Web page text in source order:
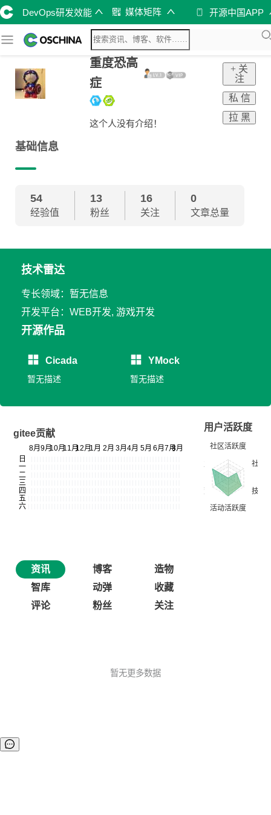
DevOps研发效能 媒体矩阵 开源中国APP
重度恐高
症
这个人没有介绍！
+ 关
注
私 信
拉 黑
基础信息
54
经验值
13
粉丝
16
关注
0
文章总量
技术雷达
专长领域：暂无信息
开发平台：WEB开发, 游戏开发
开源作品
Cicada
暂无描述
YMock
暂无描述
gitee贡献
用户活跃度
资讯 博客
造物
智库
动弹
收藏
评论
粉丝 关注
暂无更多数据